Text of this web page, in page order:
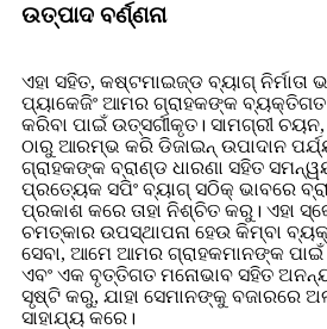
ଉତ୍ପାଦ ବର୍ଣ୍ଣନା
ଏହା ସହିତ, କଷ୍ଟମାଇଜ୍ଡ ବ୍ୟାଗ୍
ପ୍ୟାକେଜିଂ ଆମର ଗ୍ରାହକଙ୍କ
କରିବା ପାଇଁ ଉତ୍ସର୍ଗୀକୃତ। ସାମଗ୍ରୀ
ଠାରୁ ଆରମ୍ଭ କରି ଡିଜାଇନ୍ ଉପାଦାନ
ଗ୍ରାହକଙ୍କ ବ୍ରାଣ୍ଡ ଧାରଣା ସହିତ
ପ୍ରତ୍ୟେକ ସପିଂ ବ୍ୟାଗ୍ ସଠିକ୍ ଭାବରେ
ପ୍ରକାଶ କରେ ତାହା ନିଶ୍ଚିତ କରୁ। ଏହା
ଚମତ୍କାର ଉପସ୍ଥାପନା ହେଉ କିମ୍ବା
ସେବା, ଆମେ ଆମର ଗ୍ରାହକମାନଙ୍କ ପାଇଁ
ଏବଂ ଏକ ବୃତ୍ତିଗତ ମନୋଭାବ ସହିତ
ସୃଷ୍ଟି କରୁ, ଯାହା ସେମାନଙ୍କୁ ବଜାରରେ
ସାହାଯ୍ୟ କରେ।